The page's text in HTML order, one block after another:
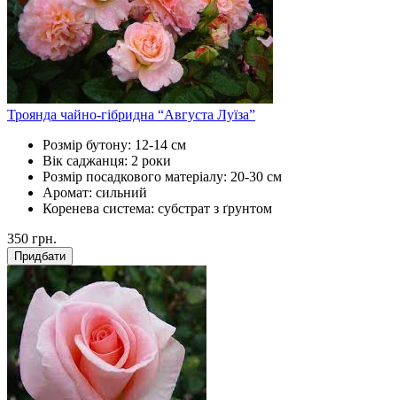
Троянда чайно-гібридна “Августа Луїза”
Розмір бутону: 12-14 см
Вік саджанця: 2 роки
Розмір посадкового матеріалу: 20-30 см
Аромат: сильний
Коренева система: субстрат з ґрунтом
350 грн.
Придбати